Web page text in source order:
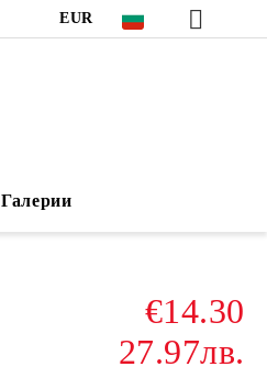
EUR
Галерии
€14.30
27.97лв.